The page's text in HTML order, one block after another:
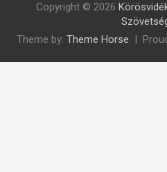
Copyright © 2026
Theme by: Theme Horse